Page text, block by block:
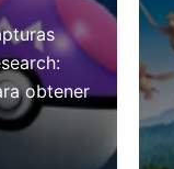
obtener